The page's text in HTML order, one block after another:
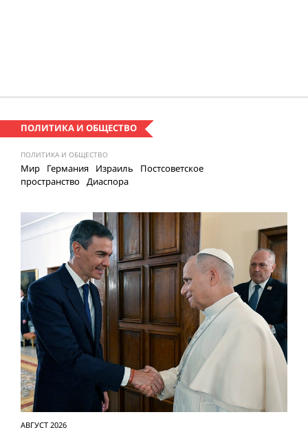
ПОЛИТИКА И ОБЩЕСТВО
ПОЛИТИКА И ОБЩЕСТВО
Мир Германия Израиль
Постсоветское
пространство Диаспора
АВГУСТ 2026